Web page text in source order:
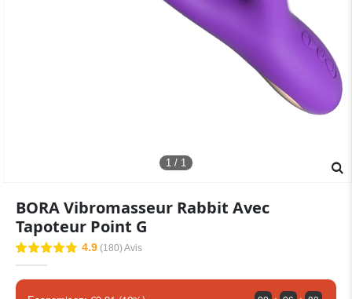
1 / 1
the
beginning
images
BORA Vibromasseur Rabbit Avec
Tapoteur Point G
Évaluation:
4.9 (180) Avis